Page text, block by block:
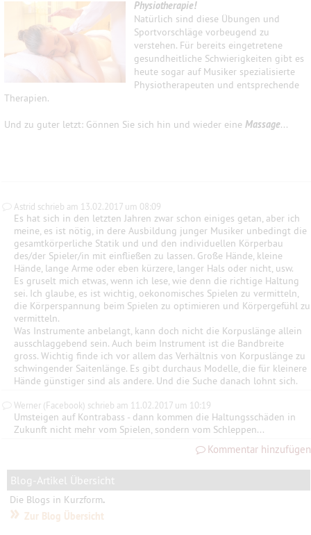
Physiotherapie!
Natürlich sind diese Übungen und
Sportvorschläge vorbeugend zu
verstehen. Für bereits eingetretene
gesundheitliche Schwierigkeiten gibt es
heute sogar auf Musiker spezialisierte
Physiotherapeuten und entsprechende
Therapien.
Und zu guter letzt: Gönnen Sie sich hin und wieder eineMassage...
Astrid schrieb am 13.02.2017 um 08:09
Es hat sich in den letzten Jahren zwar schon einiges getan, aber ich
meine, es ist nötig, in dere Ausbildung junger Musiker unbedingt die
gesamtkörperliche Statik und und den individuellen Körperbau
des/der Spieler/in mit einfließen zu lassen. Große Hände, kleine
Hände, lange Arme oder eben kürzere, langer Hals oder nicht, usw.
Es gruselt mich etwas, wenn ich lese, wie denn die richtige Haltung
sei. Ich glaube, es ist wichtig, oekonomisches Spielen zu vermitteln,
die Körperspannung beim Spielen zu optimieren und Körpergefühl zu
vermitteln.
Was Instrumente anbelangt, kann doch nicht die Korpuslänge allein
ausschlaggebend sein. Auch beim Instrument ist die Bandbreite
gross. Wichtig finde ich vor allem das Verhältnis von Korpuslänge zu
schwingender Saitenlänge. Es gibt durchaus Modelle, die für kleinere
Hände günstiger sind als andere. Und die Suche danach lohnt sich.
Werner (Facebook) schrieb am 11.02.2017 um 10:19
Umsteigen auf Kontrabass - dann kommen die Haltungsschäden in
Zukunft nicht mehr vom Spielen, sondern vom Schleppen...
Kommentar hinzufügen
Blog-Artikel Übersicht
Die Blogs in Kurzform.
» Zur Blog Übersicht